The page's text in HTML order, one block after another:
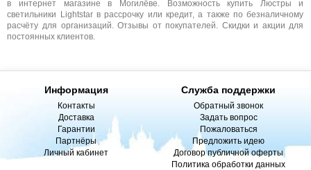
в интернет магазине в Могилёве. Возможность купить Люстры и
светильники Lightstar в рассрочку или кредит, а также по безналичному
расчёту для организаций. Отзывы от покупателей. Скидки и акции для
постоянных клиентов.
Информация
Контакты
Доставка
Гарантии
Партнёры
Личный кабинет
Служба поддержки
Обратный звонок
Задать вопрос
Пожаловаться
Предложить идею
Договор публичной оферты
Политика обработки данных